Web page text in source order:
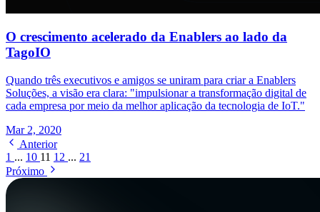
O crescimento acelerado da Enablers ao lado da
TagoIO
Quando três executivos e amigos se uniram para criar a Enablers
Soluções, a visão era clara: "impulsionar a transformação digital de
cada empresa por meio da melhor aplicação da tecnologia de IoT."
Mar 2, 2020
Anterior
1 ... 10 11 12 ... 21
Próximo